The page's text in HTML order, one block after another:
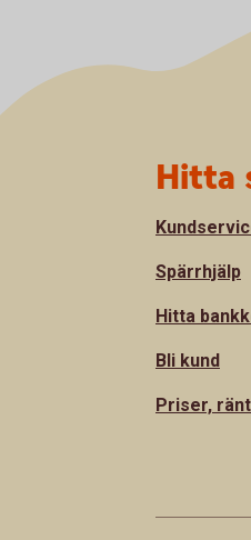
Hitta
Spärrhjälp
Hitta
Bli kund
Priser,